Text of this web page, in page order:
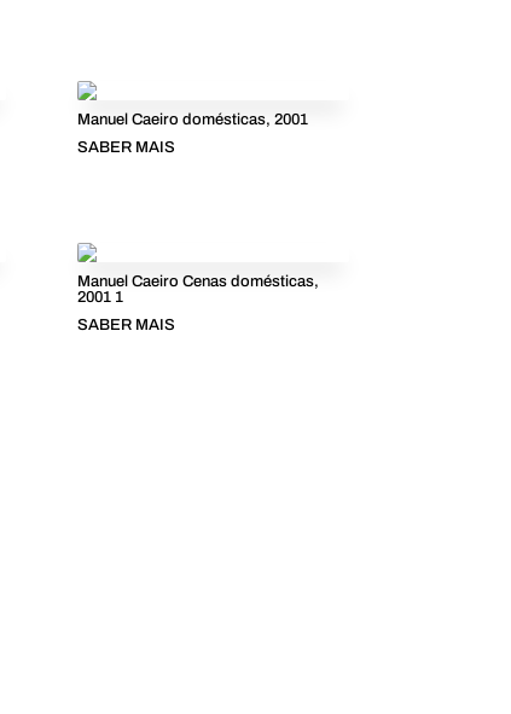
Manuel Caeiro domésticas, 2001
SABER MAIS
Manuel Caeiro Cenas domésticas,
2001 1
SABER MAIS